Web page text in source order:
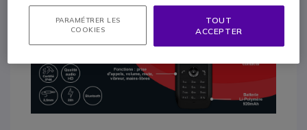
PARAMÉTRER LES
COOKIES
TOUT
ACCEPTER